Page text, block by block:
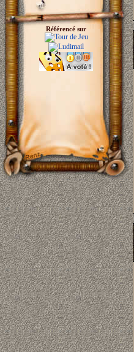
Référencé sur